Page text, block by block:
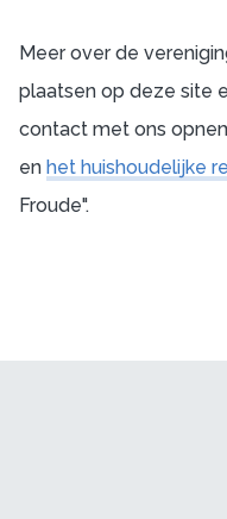
Meer over de
plaatsen op deze site
contact met ons
en het huishoudelijke
Froude".